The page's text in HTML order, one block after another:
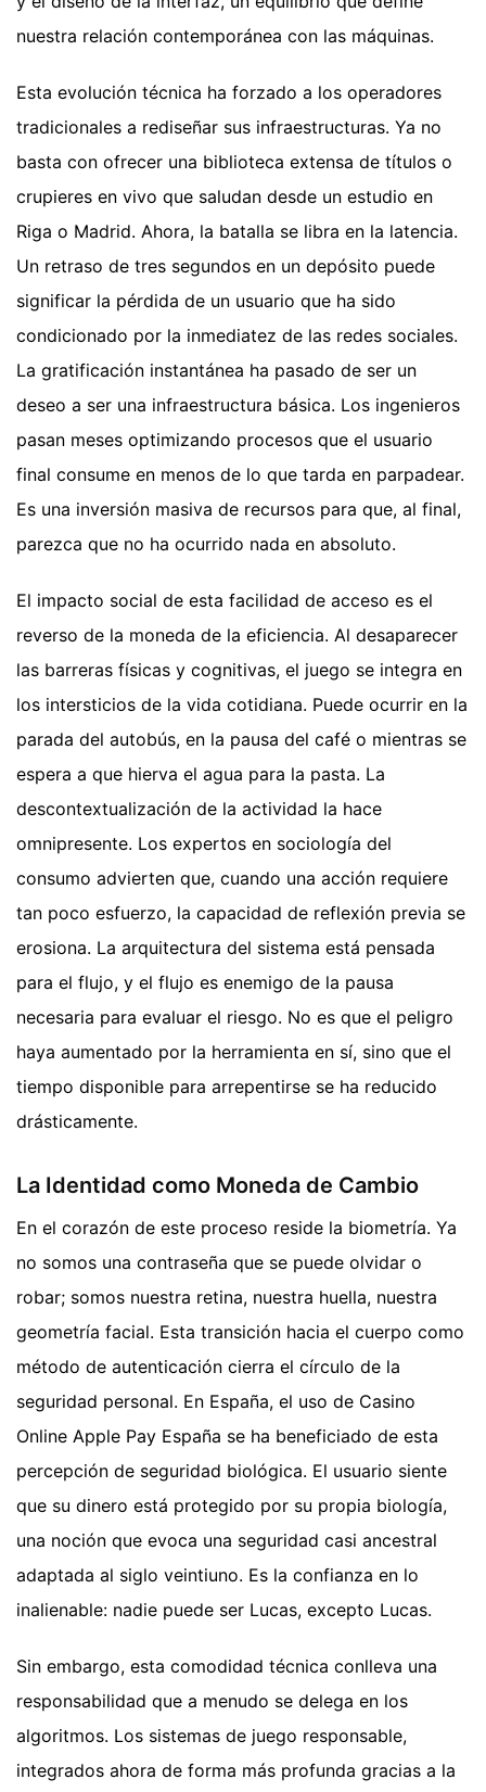
nuestra relación contemporánea con las máquinas.
Esta evolución técnica ha forzado a los operadores
tradicionales a rediseñar sus infraestructuras. Ya no
basta con ofrecer una biblioteca extensa de títulos o
crupieres en vivo que saludan desde un estudio en
Riga o Madrid. Ahora, la batalla se libra en la latencia.
Un retraso de tres segundos en un depósito puede
significar la pérdida de un usuario que ha sido
condicionado por la inmediatez de las redes sociales.
La gratificación instantánea ha pasado de ser un
deseo a ser una infraestructura básica. Los ingenieros
pasan meses optimizando procesos que el usuario
final consume en menos de lo que tarda en parpadear.
Es una inversión masiva de recursos para que, al final,
parezca que no ha ocurrido nada en absoluto.
El impacto social de esta facilidad de acceso es el
reverso de la moneda de la eficiencia. Al desaparecer
las barreras físicas y cognitivas, el juego se integra en
los intersticios de la vida cotidiana. Puede ocurrir en la
parada del autobús, en la pausa del café o mientras se
espera a que hierva el agua para la pasta. La
descontextualización de la actividad la hace
omnipresente. Los expertos en sociología del
consumo advierten que, cuando una acción requiere
tan poco esfuerzo, la capacidad de reflexión previa se
erosiona. La arquitectura del sistema está pensada
para el flujo, y el flujo es enemigo de la pausa
necesaria para evaluar el riesgo. No es que el peligro
haya aumentado por la herramienta en sí, sino que el
tiempo disponible para arrepentirse se ha reducido
drásticamente.
La Identidad como Moneda de Cambio
En el corazón de este proceso reside la biometría. Ya
no somos una contraseña que se puede olvidar o
robar; somos nuestra retina, nuestra huella, nuestra
geometría facial. Esta transición hacia el cuerpo como
método de autenticación cierra el círculo de la
seguridad personal. En España, el uso de Casino
Online Apple Pay España se ha beneficiado de esta
percepción de seguridad biológica. El usuario siente
que su dinero está protegido por su propia biología,
una noción que evoca una seguridad casi ancestral
adaptada al siglo veintiuno. Es la confianza en lo
inalienable: nadie puede ser Lucas, excepto Lucas.
Sin embargo, esta comodidad técnica conlleva una
responsabilidad que a menudo se delega en los
algoritmos. Los sistemas de juego responsable,
integrados ahora de forma más profunda gracias a la